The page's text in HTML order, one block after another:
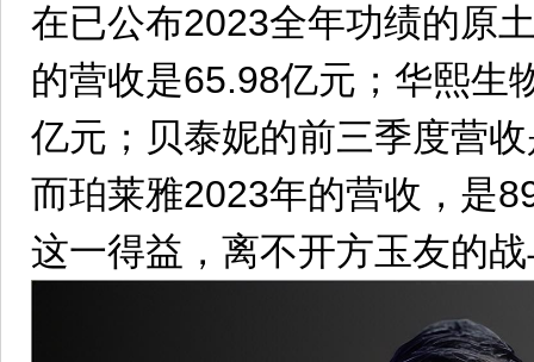
在已公布2023全年功绩的原
的营收是65.98亿元；华熙生
亿元；贝泰妮的前三季度营
而珀莱雅2023年的营收，是
这一得益，离不开方玉友的